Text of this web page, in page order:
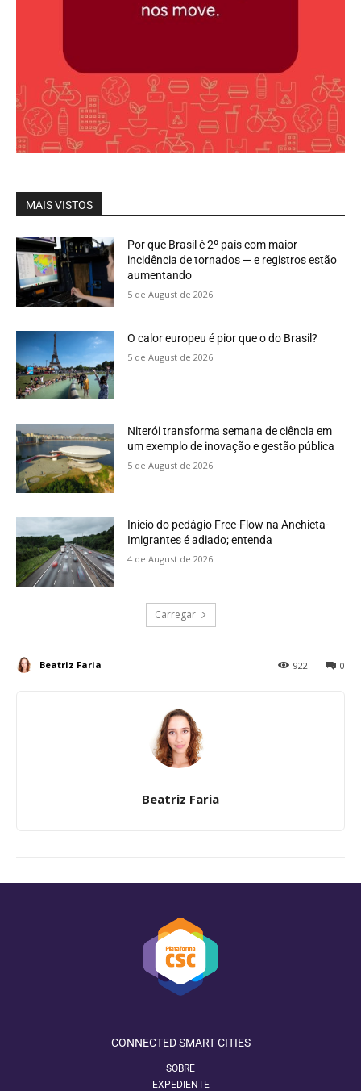
MAIS VISTOS
Por que Brasil é 2º país com maior
incidência de tornados — e registros estão
aumentando
5 de August de 2026
O calor europeu é pior que o do Brasil?
5 de August de 2026
Niterói transforma semana de ciência em
um exemplo de inovação e gestão pública
5 de August de 2026
Início do pedágio Free-Flow na Anchieta-
Imigrantes é adiado; entenda
4 de August de 2026
Carregar
Beatriz Faria 0
922
Beatriz Faria
CONNECTED SMART CITIES
SOBRE
EXPEDIENTE